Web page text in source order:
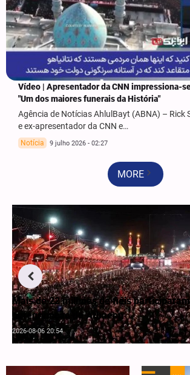
Vídeo | Apresentador da CNN impressiona-
"Um dos maiores funerais da História"
Agência de Notícias AhlulBayt (ABNA) – Rick
e ex-apresentador da CNN e…
Notícia 9 julho 2026 - 02:27
MORE
Mais de 22 milhões de fiéis
peregrinação de Arbaeen
2026-08-06 20:54